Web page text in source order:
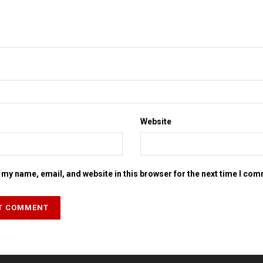
Website
my name, email, and website in this browser for the next time I